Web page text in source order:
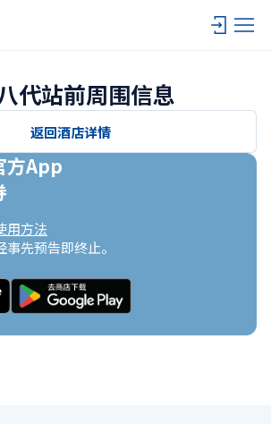
代站前周围信息
返回酒店详情
方App
用方法
先预告即终止。